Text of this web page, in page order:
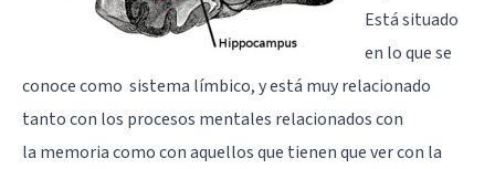
Está situado
en lo que se
conoce como sistema límbico, y está muy relacionado
tanto con los procesos mentales relacionados con
la memoriacomo con aquellos que tienen que ver con la